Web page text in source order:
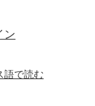
ン
語で読む